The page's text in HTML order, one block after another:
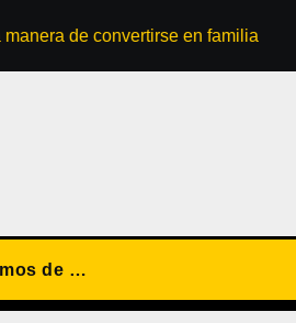
de convertirse en familia El
de …